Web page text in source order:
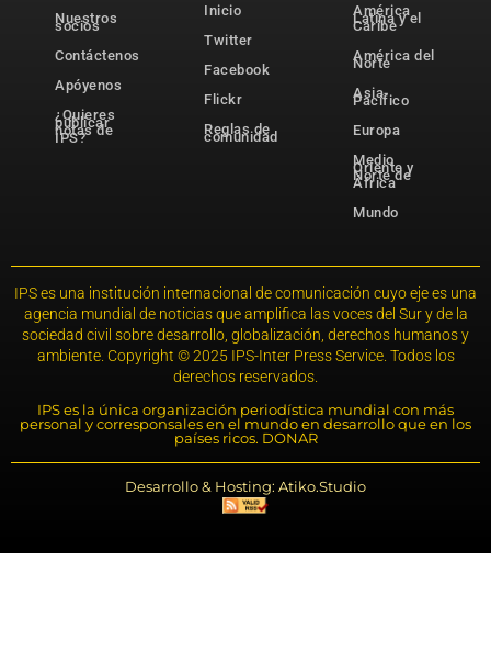
Nuestros
socios
Contáctenos
Apóyenos
¿Quieres
publicar
notas de
IPS?
Inicio
Twitter
Facebook
Flickr
Reglas de
comunidad
América
Latina y el
Caribe
América del
Norte
Asia-
Pacífico
Europa
Medio
Oriente y
Norte de
África
Mundo
IPS es una institución internacional de comunicación cuyo eje es una
agencia mundial de noticias que amplifica las voces del Sur y de la
sociedad civil sobre desarrollo, globalización, derechos humanos y
ambiente. Copyright © 2025 IPS-Inter Press Service. Todos los
derechos reservados.
IPS es la única organización periodística mundial con más
personal y corresponsales en el mundo en desarrollo que en los
países ricos. DONAR
Desarrollo & Hosting: Atiko.Studio